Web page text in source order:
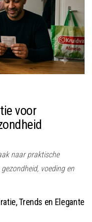
voor
naar praktische
voeding en
Trends en Elegante